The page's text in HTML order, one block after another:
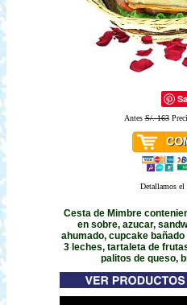
AntesS/. 163
Detallamos el
Cesta de Mimbre
en sobre, azucar,
ahumado, cupcake
3 leches, tartaleta de
palitos de queso,